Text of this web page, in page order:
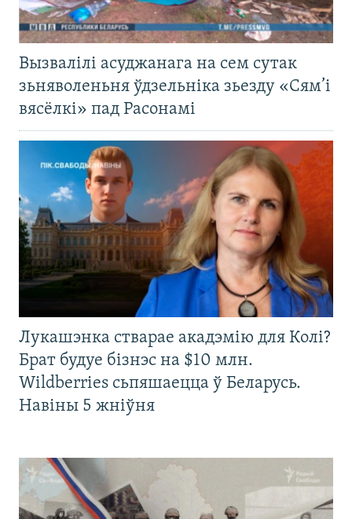
Вызвалілі асуджанага на сем сутак
зьняволеньня ўдзельніка зьезду «Сям’і
вясёлкі» пад Расонамі
Лукашэнка стварае акадэмію для Колі?
Брат будуе бізнэс на $10 млн.
Wildberries сьпяшаецца ў Беларусь.
Навіны 5 жніўня